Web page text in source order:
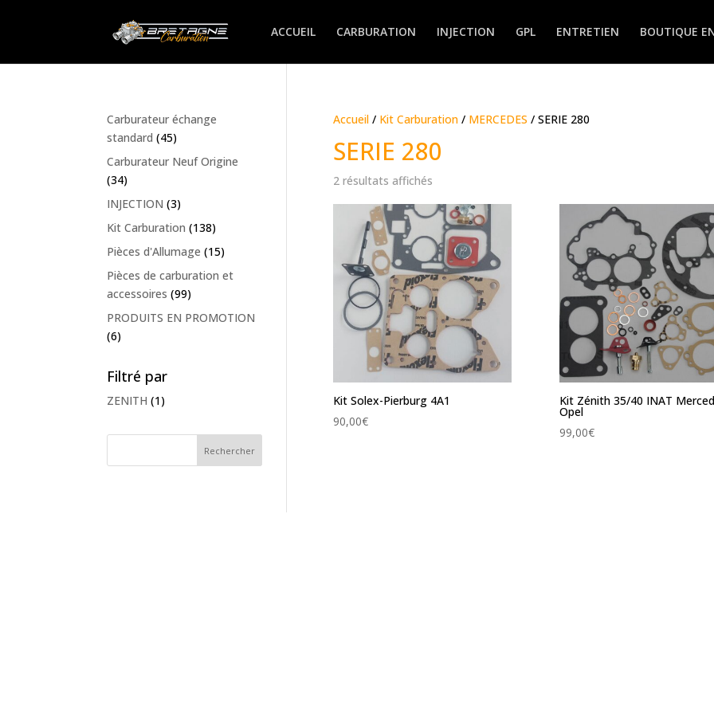
ACCUEIL CARBURATION INJECTION GPL ENTRETIEN BOUTIQUE
Accueil/ Kit Carburation/ MERCEDES / SERIE 280
SERIE 280
2 résultats affichés
Kit Solex-Pierburg 4A1
90,00€
Kit Zénith 35/40 INAT
Opel
99,00€
Carburateur échange
standard (45)
Carburateur Neuf Origine
(34)
INJECTION (3)
Kit Carburation (138)
Pièces d'Allumage (15)
Pièces de carburation et
accessoires (99)
PRODUITS EN PROMOTION
(6)
Filtré par
ZENITH (1)